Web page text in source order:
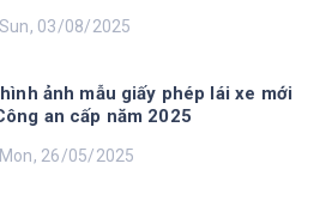
03/08/2025
ảnh mẫu giấy phép lái xe mới
an cấp năm 2025
26/05/2025